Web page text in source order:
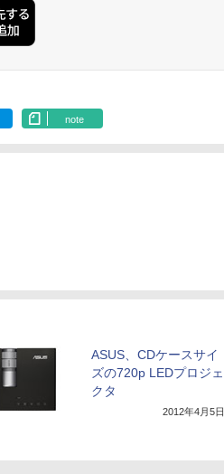
note
ASUS、CDケースサイ
ズの720p LEDプロジェ
クタ
2012年4月5日